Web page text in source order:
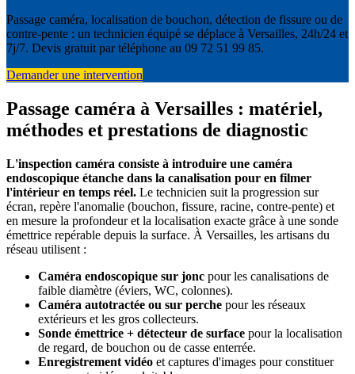
Passage caméra, localisation de bouchon, détection de fissure ou de
contre-pente : un technicien équipé se déplace à Versailles, 24h/24 et
7j/7. Devis gratuit par téléphone au 09 72 51 99 85.
Demander une intervention
Passage caméra à Versailles : matériel,
méthodes et prestations de diagnostic
L'inspection caméra consiste à introduire une caméra
endoscopique étanche dans la canalisation pour en filmer
l'intérieur en temps réel. Le technicien suit la progression sur
écran, repère l'anomalie (bouchon, fissure, racine, contre-pente) et
en mesure la profondeur et la localisation exacte grâce à une sonde
émettrice repérable depuis la surface. À Versailles, les artisans du
réseau utilisent :
Caméra endoscopique sur jonc pour les canalisations de
faible diamètre (éviers, WC, colonnes).
Caméra autotractée ou sur perche pour les réseaux
extérieurs et les gros collecteurs.
Sonde émettrice + détecteur de surface pour la localisation
de regard, de bouchon ou de casse enterrée.
Enregistrement vidéo et captures d'images pour constituer